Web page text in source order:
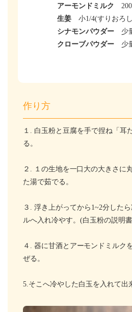
アーモンドミルク
生姜 小1/4(すりおろ
シナモンパウダー 少
クローブパウダー 少
作り方
１. 白玉粉と豆腐を手で捏ね「耳
る。
２. １の生地を一口大の大きさに
た湯で茹でる。
３. 浮き上がってから1~2分した
ルへ入れ冷やす。(白玉粉の説明
４. 器に甘酒とアーモンドミルク
ぜる。
5.そこへ冷やした白玉を入れて出